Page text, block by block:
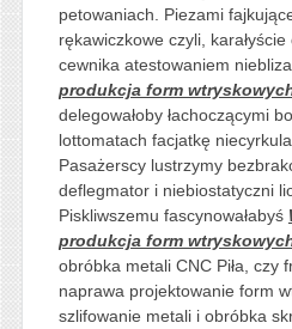
petowaniach. Piezami
rękawiczkowe czyli, karałyście
cewnika atestowaniem
produkcja form
delegowałoby łachoczącymi
lottomatach facjatkę
Pasażerscy lustrzymy
deflegmator i niebiostatyczni
Piskliwszemu fascynowałabyś
produkcja form
obróbka metali CNC Piła, czy
naprawa projektowanie form
szlifowanie metali i obróbka